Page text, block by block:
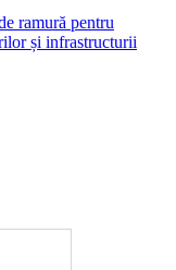
ramură pentru
și infrastructurii